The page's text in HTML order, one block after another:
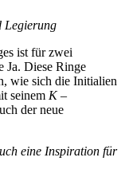
Legierung
ist für zwei
Ja. Diese Ringe
wie sich die Initialien
seinem K–
der neue
eine Inspiration für